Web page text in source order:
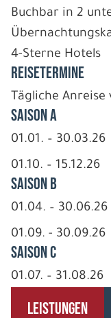
Buchbar in 2
4-Sterne Hotels
REISETERMINE
Tägliche Anreise
Saison A
01.01. –
01.10. – 15.12.26
Saison B
01.04. – 30.06.26
01.09. -
Saison C
01.07. –
LEISTUNGEN